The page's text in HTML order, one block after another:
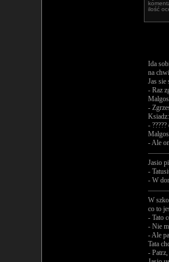
ilość
Ida
na
Jas sie
- Raz
-
Ksiadz:
-
- Ale
Jasio
-
- W
W
co to
- Tato
- Nie
- Ale
Tata
-